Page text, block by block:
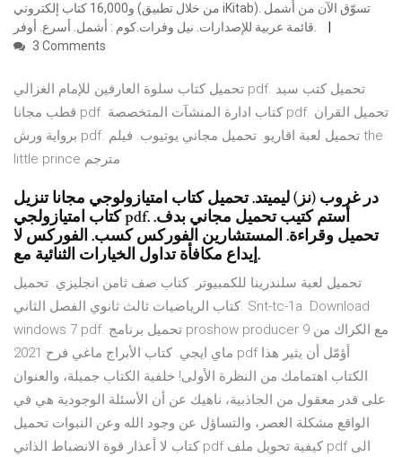
و16,000 كتاب إلكتروني (من خلال تطبيق iKitab). تسوّق الآن من أشمل
قائمة عربية للإصدارات. نيل وفرات.كوم : أشمل. أسرع. أوفر.
3 Comments
تحميل كتاب سلوة العارفين للإمام الغزالي pdf. تحميل كتب سيد
قطب مجانا pdf. كتاب ادارة المنشآت المتخصصة pdf. تحميل القران
برواية ورش pdf. تحميل لعبة اقاريو. تحميل مجاني يوتيوب. فيلم the
little prince مترجم
در غروب (نز) ليميتد. تحميل كتاب امتيازولوجي مجانا تنزيل
كتاب امتيازولجي pdf. أستم كتيب تحميل مجاني بدف.
تحميل وقراءة. المستشارين الفوركس كسب. الفوركس لا
إيداع مكافأة تداول الخيارات الثنائية مع.
تحميل لعبة سلندرينا للكمبيوتر. كتاب صف ثامن انجليزي. تحميل
كتاب الرياضيات ثالث ثانوي الفصل الثاني. Snt-tc-1a. Download
windows 7 pdf. تحميل برنامج proshow producer 9 مع الكراك من
ماي ايجي. كتاب الأبراج ماغي فرح 2021 pdf أؤمّل أن يثير هذا
الكتاب اهتمامك من النظرة الأولى! خلفية الكتاب جميلة، والعنوان
على قدر معقول من الجاذبية، ناهيك عن أن الأسئلة الوجودية هي في
الواقع مشكلة العصر، والتساؤل عن وجود الله وعن النبوات تحميل
كتاب لا أعذار قوة الانضباط الذاتي pdf كيفية تحويل ملف pdf الى